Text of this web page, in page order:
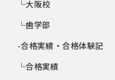
└大阪校
└歯学部
-合格実績・合格体験記
└合格実績